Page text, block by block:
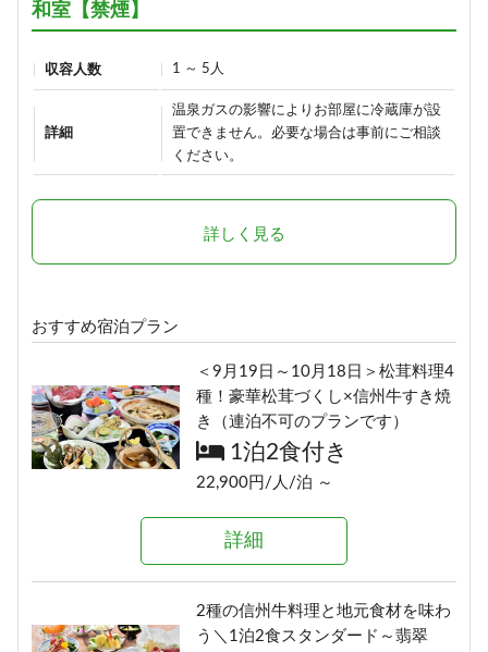
和室【禁煙】
収容人数 1 ～ 5人
詳細
温泉ガスの影響によりお部屋に冷蔵庫が設
置できません。必要な場合は事前にご相談
ください。
詳しく見る
おすすめ宿泊プラン
＜9月19日～10月18日＞松茸料理4
種！豪華松茸づくし×信州牛すき焼
き（連泊不可のプランです）
1泊2食付き
22,900円/人/泊 ～
詳細
2種の信州牛料理と地元食材を味わ
う＼1泊2食スタンダード～翡翠